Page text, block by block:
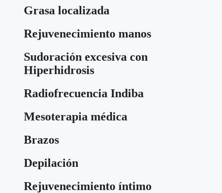
Grasa localizada
Rejuvenecimiento manos
Sudoración excesiva con
Hiperhidrosis
Radiofrecuencia Indiba
Mesoterapia médica
Brazos
Depilación
Rejuvenecimiento íntimo